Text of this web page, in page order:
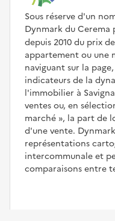
Sous réserve d'un
Dynmark du Cerema
depuis 2010 du prix
appartement ou une
naviguant sur la
indicateurs de la
l'immobilier à
ventes ou, en
marché , la part de
d'une vente.
représentations
intercommunale et
comparaisons entre